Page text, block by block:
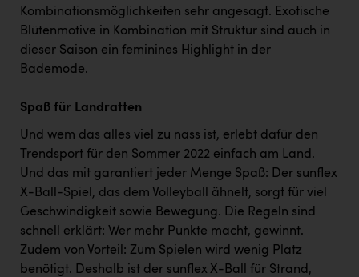
Kombinationsmöglichkeiten sehr angesagt. Exotische
Blütenmotive in Kombination mit Struktur sind auch in
dieser Saison ein feminines Highlight in der
Bademode.
Spaß für Landratten
Und wem das alles viel zu nass ist, erlebt dafür den
Trendsport für den Sommer 2022 einfach am Land.
Und das mit garantiert jeder Menge Spaß: Der sunflex
X-Ball-Spiel, das dem Volleyball ähnelt, sorgt für viel
Geschwindigkeit sowie Bewegung. Die Regeln sind
schnell erklärt: Wer mehr Punkte macht, gewinnt.
Zudem von Vorteil: Zum Spielen wird wenig Platz
benötigt. Deshalb ist der sunflex X-Ball für Strand,